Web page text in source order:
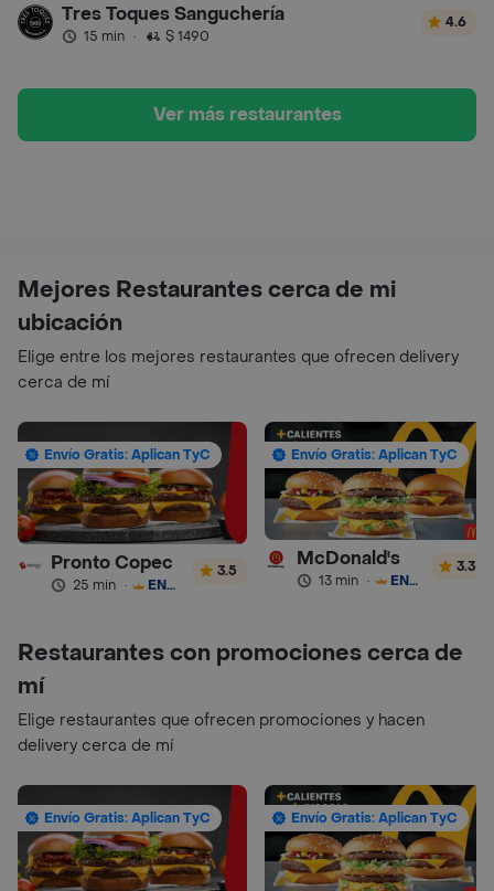
Tres Toques Sanguchería
15 min · $ 1490
4.6
Ver más restaurantes
Mejores Restaurantes cerca de mi
ubicación
Elige entre los mejores restaurantes que ofrecen delivery
cerca de mí
Envío Gratis: Aplican TyC
Pronto Copec
25 min · ENVÍO GRATIS
3.5
Envío Gratis: Aplican TyC
McDonald's
13 min · ENVÍO GRATIS
3.3
Restaurantes con promociones cerca de
mí
Elige restaurantes que ofrecen promociones y hacen
delivery cerca de mí
Envío Gratis: Aplican TyC Envío Gratis: Aplican TyC